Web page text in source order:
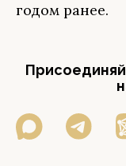
годом ранее.